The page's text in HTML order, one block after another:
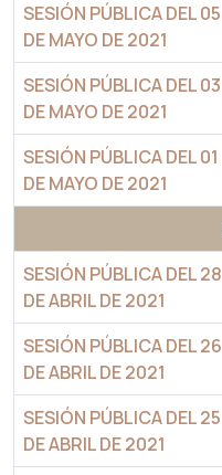
SESIÓN PÚBLICA DEL 05
DE MAYO DE 2021
SESIÓN PÚBLICA DEL 03
DE MAYO DE 2021
SESIÓN PÚBLICA DEL 01
DE MAYO DE 2021
SESIÓN PÚBLICA DEL 28
DE ABRIL DE 2021
SESIÓN PÚBLICA DEL 26
DE ABRIL DE 2021
SESIÓN PÚBLICA DEL 25
DE ABRIL DE 2021